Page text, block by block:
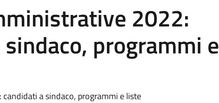
2022:
programmi e
a sindaco, programmi e liste